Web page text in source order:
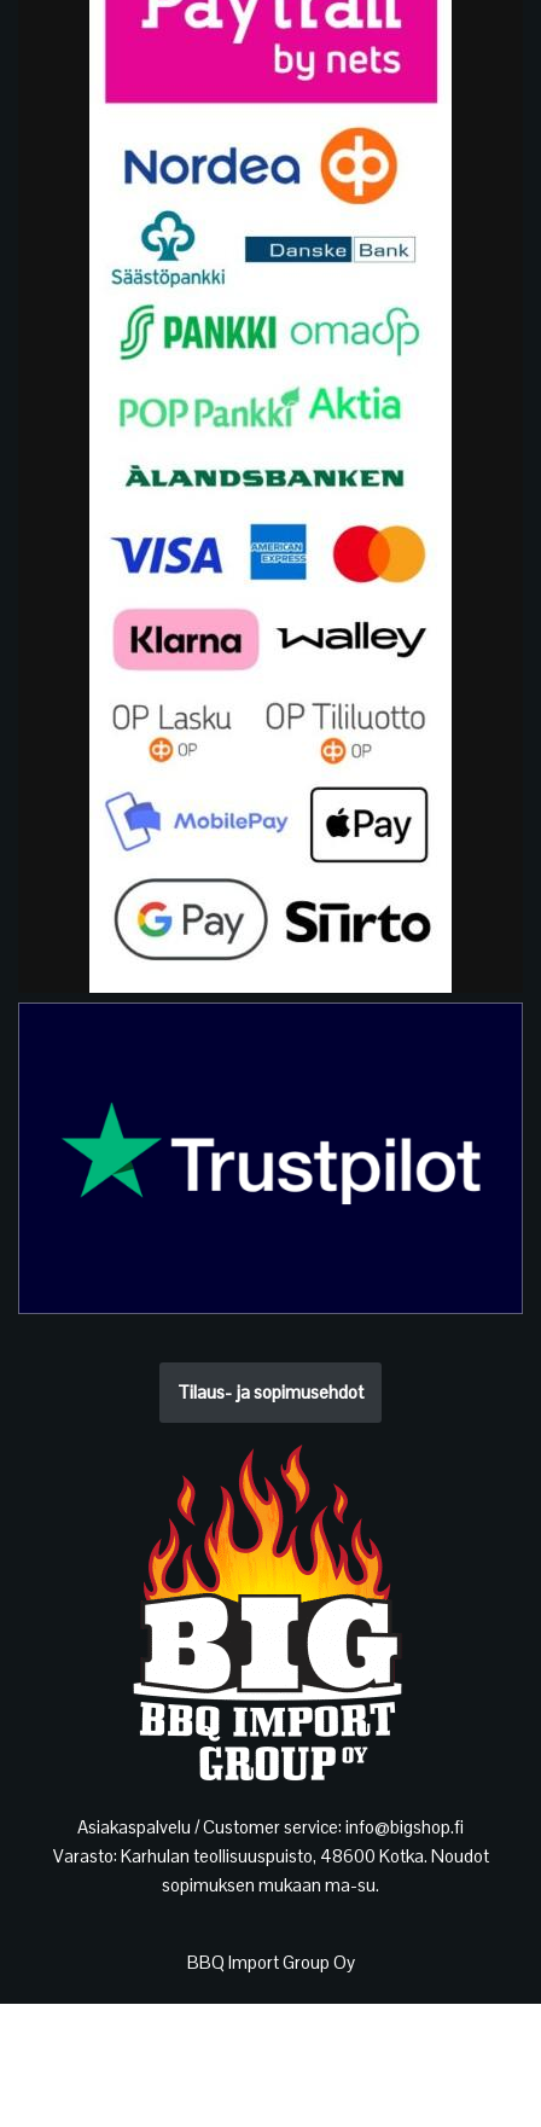
Tilaus- ja sopimusehdot
Asiakaspalvelu / Customer service: info@bigshop.fi
Varasto: Karhulan teollisuuspuisto, 48600 Kotka. Noudot
sopimuksen mukaan ma-su.
BBQ Import Group Oy